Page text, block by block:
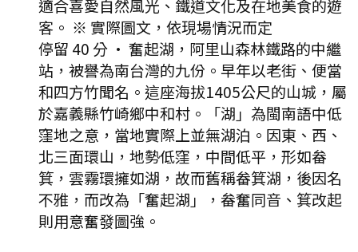
適合喜愛自然風光、鐵道文化及在地美食的遊
客。 ※ 實際圖文，依現場情況而定
停留 40 分 · 奮起湖，阿里山森林鐵路的中繼
站，被譽為南台灣的九份。早年以老街、便當
和四方竹聞名。這座海拔1405公尺的山城，屬
於嘉義縣竹崎鄉中和村。「湖」為閩南語中低
窪地之意，當地實際上並無湖泊。因東、西、
北三面環山，地勢低窪，中間低平，形如畚
箕，雲霧環擁如湖，故而舊稱畚箕湖，後因名
不雅，而改為「奮起湖」，畚奮同音、箕改起
則用意奮發圖強。